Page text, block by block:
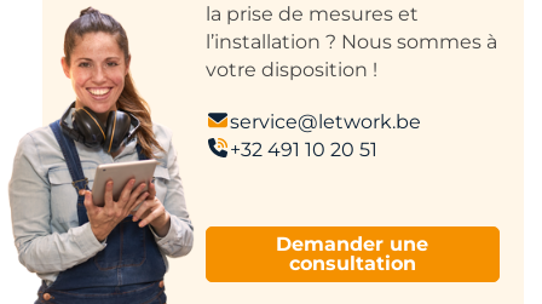
la prise de mesures et
l’installation ? Nous sommes à
votre disposition !
service@letwork.be
+32 491 10 20 51
Demander une
consultation